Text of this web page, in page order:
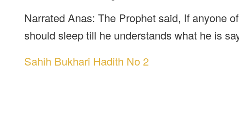
Narrated Anas: The Prophet said, If anyone
should sleep till he understands what he is
Sahih Bukhari Hadith No 2